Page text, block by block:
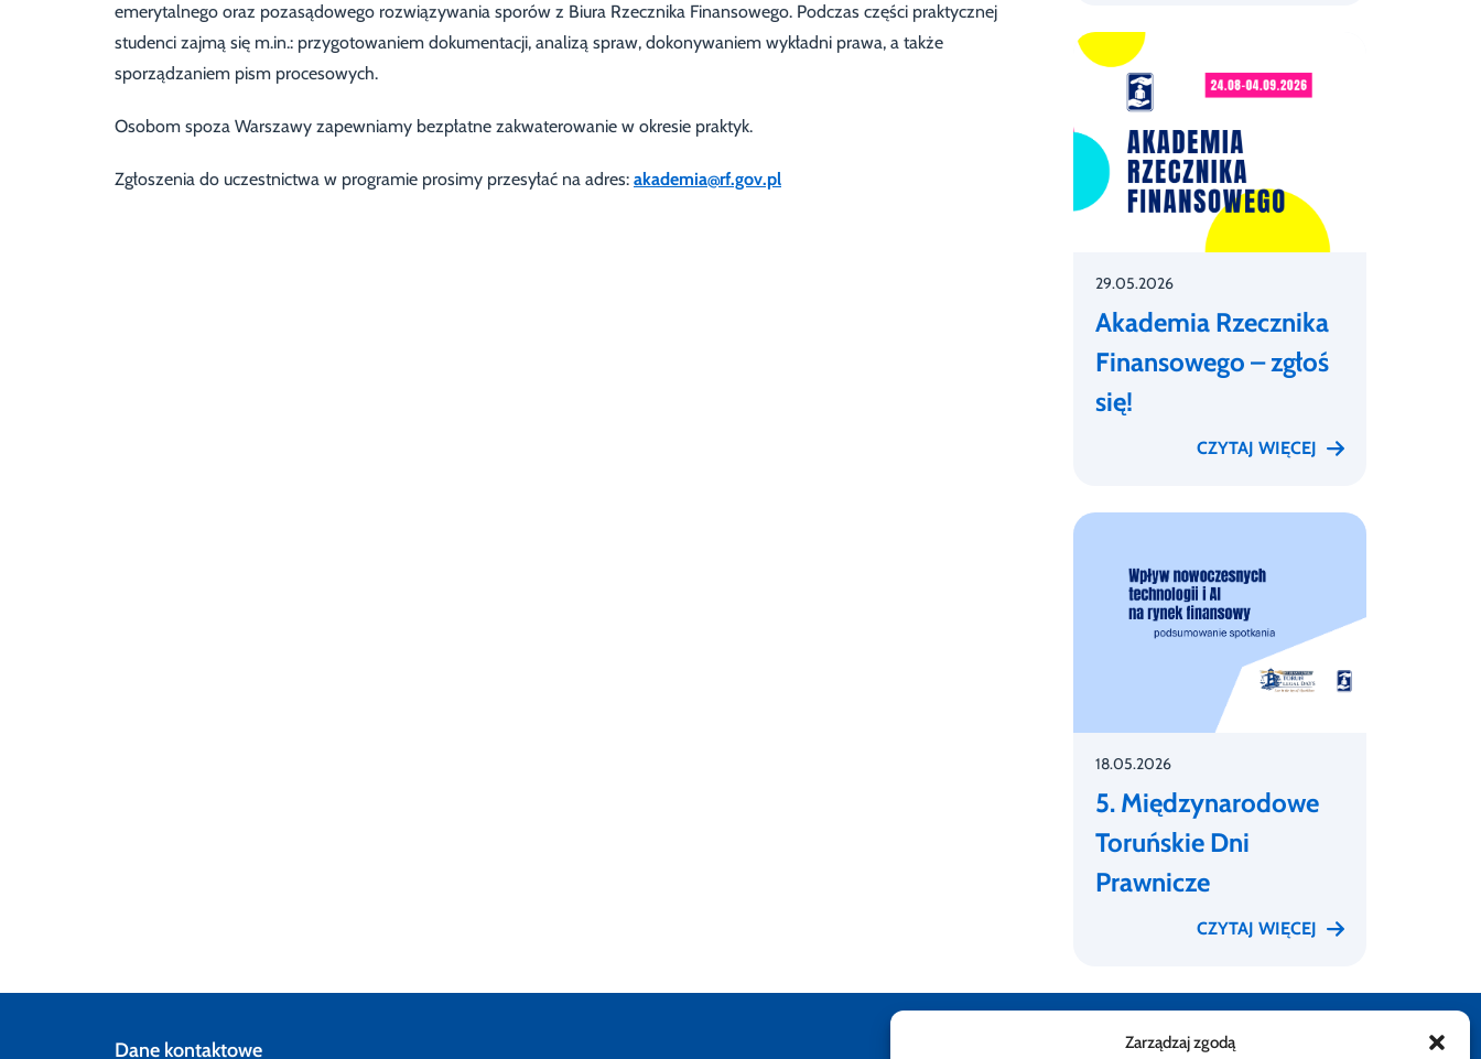
Zarządzaj zgodą
emerytalnego oraz pozasądowego rozwiązywania sporów z Biura Rzecznika Finansowego. Podczas części praktycznej
studenci zajmą się m.in.: przygotowaniem dokumentacji, analizą spraw, dokonywaniem wykładni prawa, a także
sporządzaniem pism procesowych.
Osobom spoza Warszawy zapewniamy bezpłatne zakwaterowanie w okresie praktyk.
Zgłoszenia do uczestnictwa w programie prosimy przesyłać na adres: akademia@rf.gov.pl
29.05.2026
Akademia Rzecznika
Finansowego – zgłoś
się!
CZYTAJ WIĘCEJ
18.05.2026
5. Międzynarodowe
Toruńskie Dni
Prawnicze
CZYTAJ WIĘCEJ
Dane kontaktowe